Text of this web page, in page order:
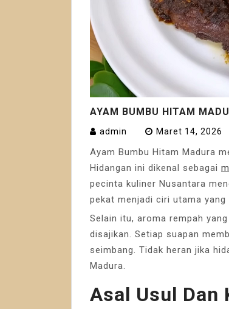
AYAM BUMBU HITAM
admin Maret 14, 2026
Ayam Bumbu Hitam Madura
Hidangan ini dikenal sebagai
pecinta kuliner Nusantara
pekat menjadi ciri utama yang
Selain itu, aroma rempah
disajikan. Setiap suapan
seimbang. Tidak heran jika
Madura.
Asal Usul Dan